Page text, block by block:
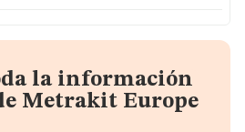
la información
Metrakit Europe